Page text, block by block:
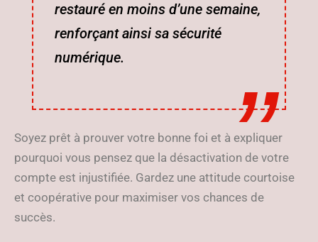
restauré en moins d’une semaine,
renforçant ainsi sa sécurité
numérique.
Soyez prêt à prouver votre bonne foi et à expliquer
pourquoi vous pensez que la désactivation de votre
compte est injustifiée. Gardez une attitude courtoise
et coopérative pour maximiser vos chances de
succès.